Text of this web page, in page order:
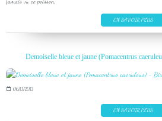
EN SAVOIR PLUS
Demoiselle bleue et jaune (Pomacentrus
06/11/2013
EN SAVOIR PLUS